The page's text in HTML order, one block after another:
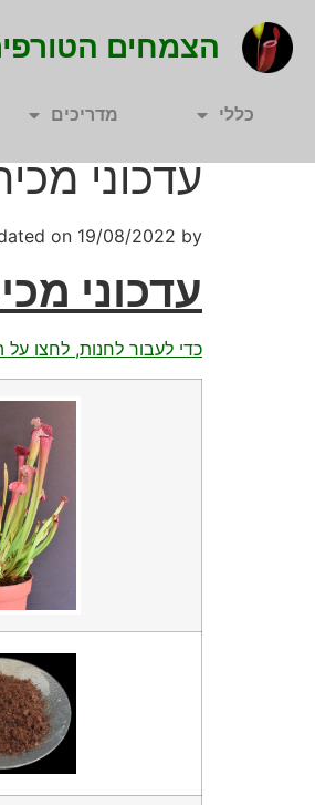
הצמחים
כללי מדריכים
עדכוני מכירות 13-
on 19/08/2022 by
עדכוני מכירות
כדי לעבור לחנות, לחצו על